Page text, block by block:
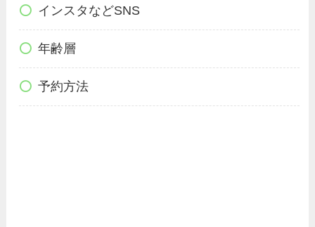
インスタなどSNS
年齢層
予約方法